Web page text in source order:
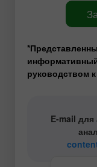
руководством
E-mail для